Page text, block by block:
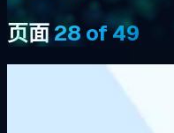
页面28 of 49